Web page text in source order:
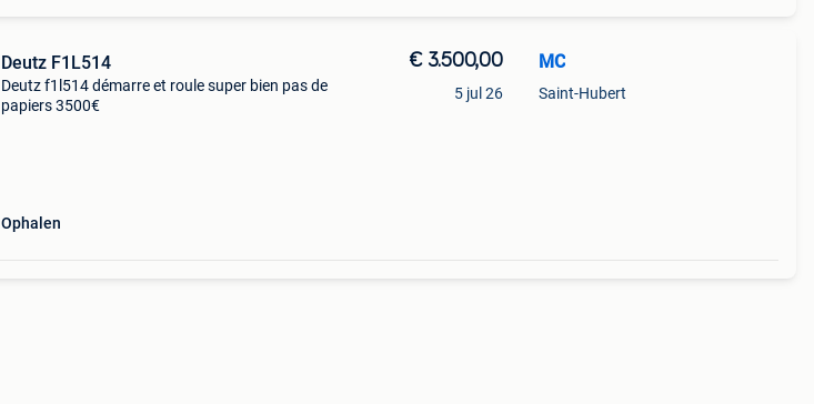
Deutz F1L514
Deutz f1l514 démarre et roule super bien pas de
papiers 3500€
Ophalen
€ 3.500,00
5 jul 26
MC
Saint-Hubert